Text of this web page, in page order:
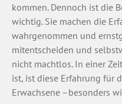
kommen. Dennoch ist die
wichtig. Sie machen die
wahrgenommen und
mitentscheiden und
nicht machtlos. In einer
ist, ist diese Erfahrung für
Erwachsene –besonders